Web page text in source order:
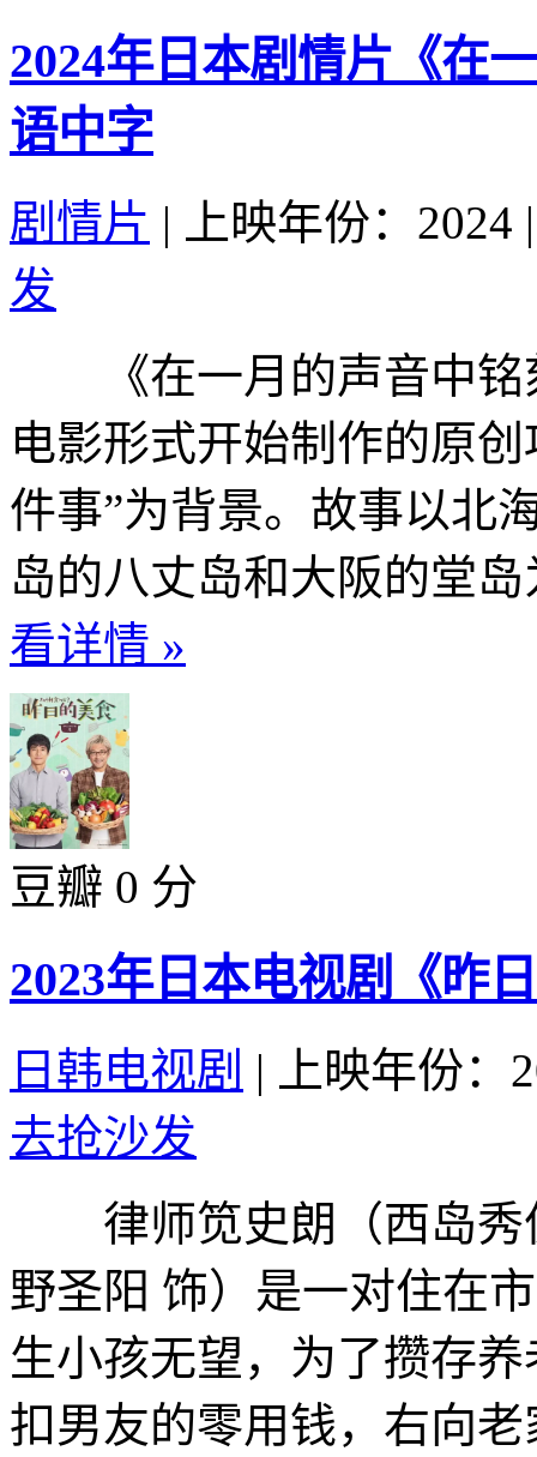
2024年日本剧情片《在
语中字
剧情片 | 上映年份：2024 |
发
《在一月的声音中铭
电影形式开始制作的原
件事”为背景。故事以北
岛的八丈岛和大阪的堂
看详情 »
豆瓣 0 分
2023年日本电视剧《昨
日韩电视剧 |
上映年份：
去抢沙发
律师笕史朗（西岛秀
野圣阳 饰）是一对住在
生小孩无望，为了攒存
扣男友的零用钱，右向